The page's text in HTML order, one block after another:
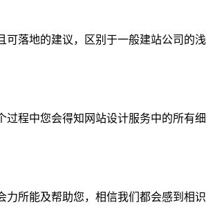
落地的建议，区别于一般建站公司的
程中您会得知网站设计服务中的所有
所能及帮助您，相信我们都会感到相